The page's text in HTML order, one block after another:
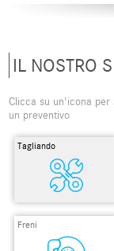
IL NOSTRO